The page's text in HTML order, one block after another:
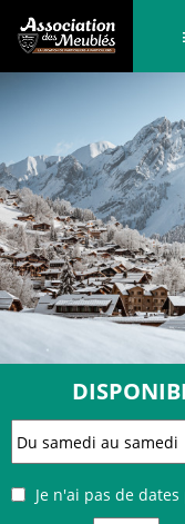
Je n'ai pas de dates